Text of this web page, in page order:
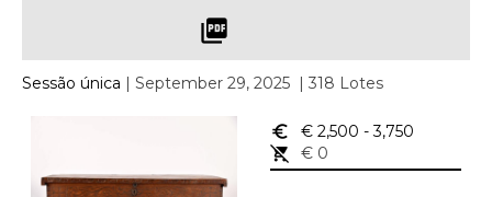
picture_as_pdf
Sessão única | September 29, 2025 | 318 Lotes
euro_symbol € 2,500 - 3,750
remove_shopping_cart
€ 0